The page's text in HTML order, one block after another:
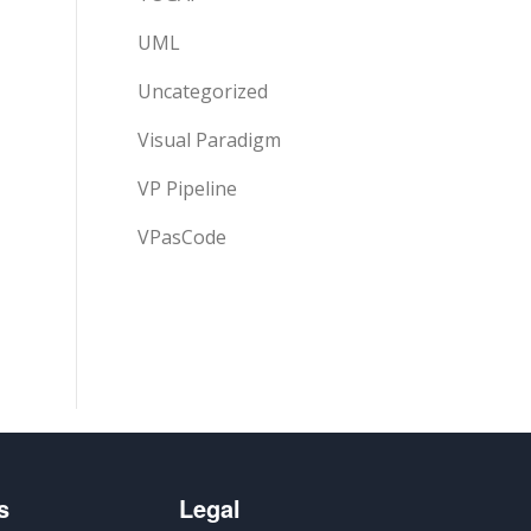
UML
Uncategorized
Visual Paradigm
VP Pipeline
VPasCode
Legal